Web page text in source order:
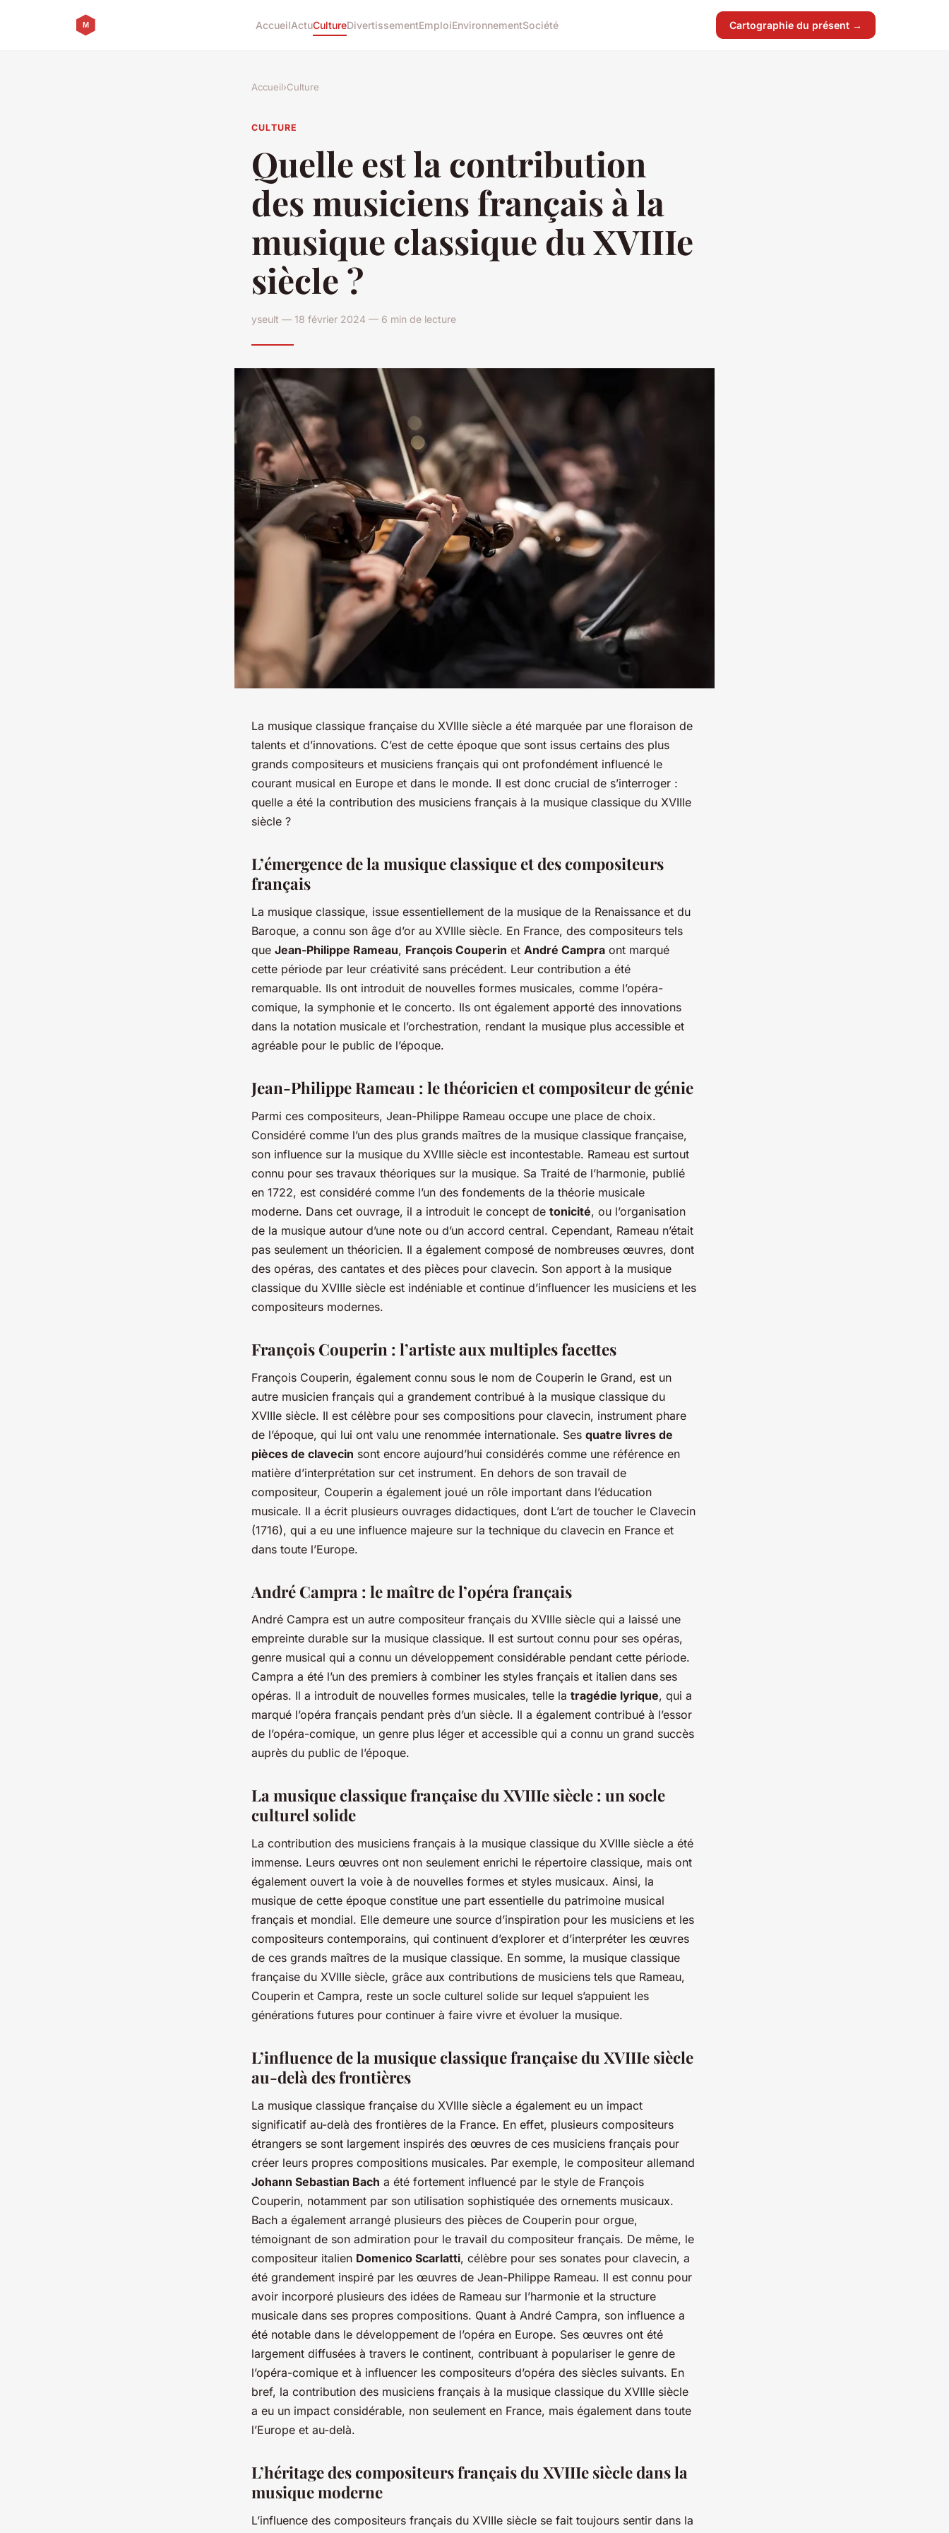
AccueilActuCultureDivertissementEmploiEnvironnementSociété Cartographie du présent →
Accueil›Culture
CULTURE
Quelle est la contribution
des musiciens français à la
musique classique du XVIIIe
siècle ?
yseult — 18 février 2024 — 6 min de lecture
La musique classique française du XVIIIe siècle a été marquée par une floraison de
talents et d’innovations. C’est de cette époque que sont issus certains des plus
grands compositeurs et musiciens français qui ont profondément influencé le
courant musical en Europe et dans le monde. Il est donc crucial de s’interroger :
quelle a été la contribution des musiciens français à la musique classique du XVIIIe
siècle ?
L’émergence de la musique classique et des compositeurs
français
La musique classique, issue essentiellement de la musique de la Renaissance et du
Baroque, a connu son âge d’or au XVIIIe siècle. En France, des compositeurs tels
que Jean-Philippe Rameau, François Couperin et André Campra ont marqué
cette période par leur créativité sans précédent. Leur contribution a été
remarquable. Ils ont introduit de nouvelles formes musicales, comme l’opéra-
comique, la symphonie et le concerto. Ils ont également apporté des innovations
dans la notation musicale et l’orchestration, rendant la musique plus accessible et
agréable pour le public de l’époque.
Jean-Philippe Rameau : le théoricien et compositeur de génie
Parmi ces compositeurs, Jean-Philippe Rameau occupe une place de choix.
Considéré comme l’un des plus grands maîtres de la musique classique française,
son influence sur la musique du XVIIIe siècle est incontestable. Rameau est surtout
connu pour ses travaux théoriques sur la musique. Sa Traité de l’harmonie, publié
en 1722, est considéré comme l’un des fondements de la théorie musicale
moderne. Dans cet ouvrage, il a introduit le concept de tonicité, ou l’organisation
de la musique autour d’une note ou d’un accord central. Cependant, Rameau n’était
pas seulement un théoricien. Il a également composé de nombreuses œuvres, dont
des opéras, des cantates et des pièces pour clavecin. Son apport à la musique
classique du XVIIIe siècle est indéniable et continue d’influencer les musiciens et les
compositeurs modernes.
François Couperin : l’artiste aux multiples facettes
François Couperin, également connu sous le nom de Couperin le Grand, est un
autre musicien français qui a grandement contribué à la musique classique du
XVIIIe siècle. Il est célèbre pour ses compositions pour clavecin, instrument phare
de l’époque, qui lui ont valu une renommée internationale. Ses quatre livres de
pièces de clavecin sont encore aujourd’hui considérés comme une référence en
matière d’interprétation sur cet instrument. En dehors de son travail de
compositeur, Couperin a également joué un rôle important dans l’éducation
musicale. Il a écrit plusieurs ouvrages didactiques, dont L’art de toucher le Clavecin
(1716), qui a eu une influence majeure sur la technique du clavecin en France et
dans toute l’Europe.
André Campra : le maître de l’opéra français
André Campra est un autre compositeur français du XVIIIe siècle qui a laissé une
empreinte durable sur la musique classique. Il est surtout connu pour ses opéras,
genre musical qui a connu un développement considérable pendant cette période.
Campra a été l’un des premiers à combiner les styles français et italien dans ses
opéras. Il a introduit de nouvelles formes musicales, telle la tragédie lyrique, qui a
marqué l’opéra français pendant près d’un siècle. Il a également contribué à l’essor
de l’opéra-comique, un genre plus léger et accessible qui a connu un grand succès
auprès du public de l’époque.
La musique classique française du XVIIIe siècle : un socle
culturel solide
La contribution des musiciens français à la musique classique du XVIIIe siècle a été
immense. Leurs œuvres ont non seulement enrichi le répertoire classique, mais ont
également ouvert la voie à de nouvelles formes et styles musicaux. Ainsi, la
musique de cette époque constitue une part essentielle du patrimoine musical
français et mondial. Elle demeure une source d’inspiration pour les musiciens et les
compositeurs contemporains, qui continuent d’explorer et d’interpréter les œuvres
de ces grands maîtres de la musique classique. En somme, la musique classique
française du XVIIIe siècle, grâce aux contributions de musiciens tels que Rameau,
Couperin et Campra, reste un socle culturel solide sur lequel s’appuient les
générations futures pour continuer à faire vivre et évoluer la musique.
L’influence de la musique classique française du XVIIIe siècle
au-delà des frontières
La musique classique française du XVIIIe siècle a également eu un impact
significatif au-delà des frontières de la France. En effet, plusieurs compositeurs
étrangers se sont largement inspirés des œuvres de ces musiciens français pour
créer leurs propres compositions musicales. Par exemple, le compositeur allemand
Johann Sebastian Bach a été fortement influencé par le style de François
Couperin, notamment par son utilisation sophistiquée des ornements musicaux.
Bach a également arrangé plusieurs des pièces de Couperin pour orgue,
témoignant de son admiration pour le travail du compositeur français. De même, le
compositeur italien Domenico Scarlatti, célèbre pour ses sonates pour clavecin, a
été grandement inspiré par les œuvres de Jean-Philippe Rameau. Il est connu pour
avoir incorporé plusieurs des idées de Rameau sur l’harmonie et la structure
musicale dans ses propres compositions. Quant à André Campra, son influence a
été notable dans le développement de l’opéra en Europe. Ses œuvres ont été
largement diffusées à travers le continent, contribuant à populariser le genre de
l’opéra-comique et à influencer les compositeurs d’opéra des siècles suivants. En
bref, la contribution des musiciens français à la musique classique du XVIIIe siècle
a eu un impact considérable, non seulement en France, mais également dans toute
l’Europe et au-delà.
L’héritage des compositeurs français du XVIIIe siècle dans la
musique moderne
L’influence des compositeurs français du XVIIIe siècle se fait toujours sentir dans la